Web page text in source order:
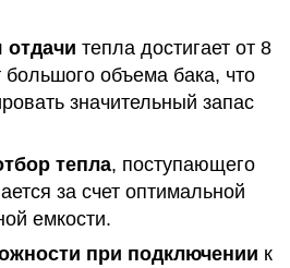
отдачи тепла достигает от 8
большого объема бака, что
значительный запас
тепла, поступающего
за счет оптимальной
емкости.
при подключении к